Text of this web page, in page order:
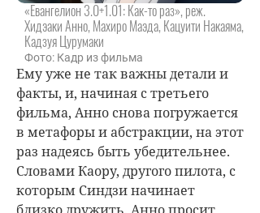
«Евангелион 3.0+1.01: Как-то раз», реж.
Хидэаки Анно, Махиро Маэда, Кацуити Накаяма,
Кадзуя Цурумаки
Фото: Кадр из фильма
Ему уже не так важны детали и
факты, и, начиная с третьего
фильма, Анно снова погружается
в метафоры и абстракции, на этот
раз надеясь быть убедительнее.
Словами Каору, другого пилота, с
которым Синдзи начинает